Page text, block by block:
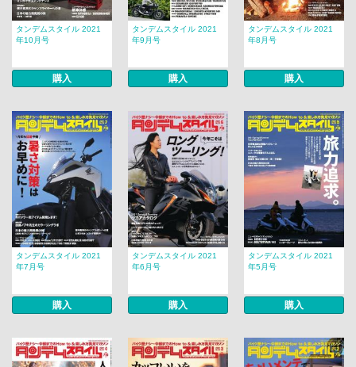
タンデムスタイル 2021
年10月号
購入
タンデムスタイル 2021
年9月号
購入
タンデムスタイル 2021
年8月号
購入
タンデムスタイル 2021
年7月号
購入
タンデムスタイル 2021
年6月号
購入
タンデムスタイル 2021
年5月号
購入